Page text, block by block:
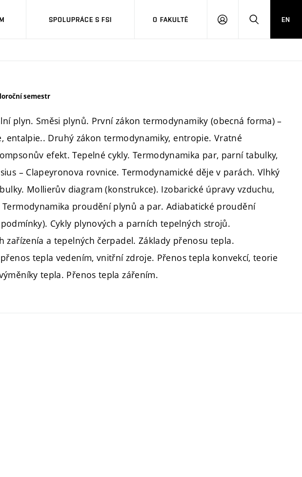
SPOLUPRÁCE S FSI O FAKULTĚ
PŘIHLÁŠENÍHLEDAT
EN
semestr
plyn. Směsi plynů. První zákon termodynamiky (obecná forma) –
entalpie.. Druhý zákon termodynamiky, entropie. Vratné
efekt. Tepelné cykly. Termodynamika par, parní tabulky,
– Clapeyronova rovnice. Termodynamické děje v parách. Vlhký
Mollierův diagram (konstrukce). Izobarické úpravy vzduchu,
proudění plynů a par. Adiabatické proudění
Cykly plynových a parních tepelných strojů.
zařízenía a tepelných čerpadel. Základy přenosu tepla.
tepla vedením, vnitřní zdroje. Přenos tepla konvekcí, teorie
tepla. Přenos tepla zářením.